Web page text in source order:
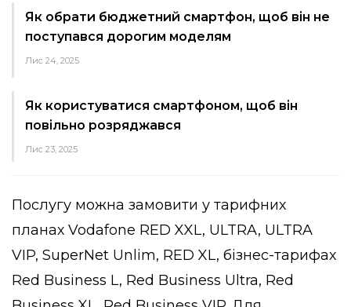
Як обрати бюджетний смартфон, щоб він не
поступався дорогим моделям
Лис 24, 2025
Як користуватися смартфоном, щоб він
повільно розряджався
Лис 23, 2025
Послугу можна замовити у тарифних
планах Vodafone RED XXL, ULTRA, ULTRA
VIP, SuperNet Unlim, RED XL, бізнес-тарифах
Red Business L, Red Business Ultra, Red